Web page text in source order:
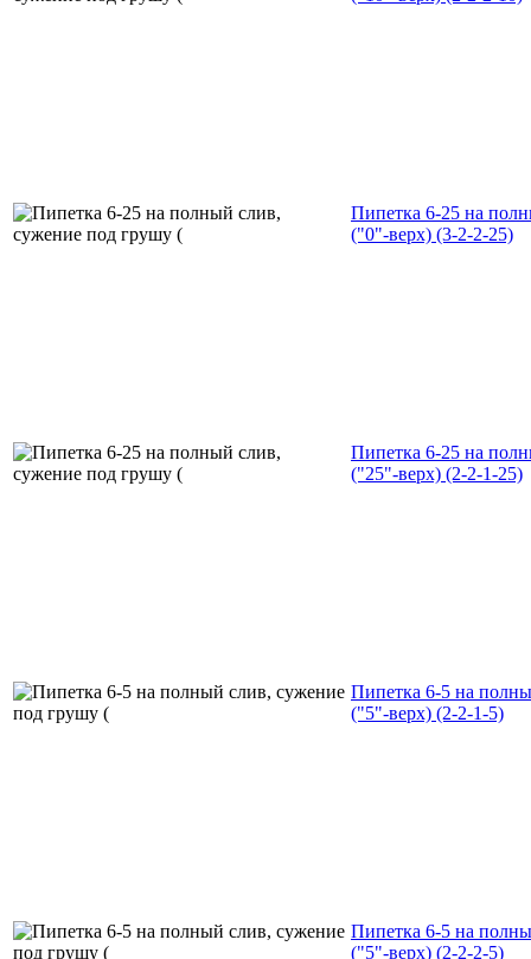
Пипетка 6-25 на
("0"-верх) (3-2-2-25)
Пипетка 6-25 на
("25"-верх) (2-2-1-25)
Пипетка 6-5 на
("5"-верх) (2-2-1-5)
Пипетка 6-5 на
("5"-верх) (2-2-2-5)